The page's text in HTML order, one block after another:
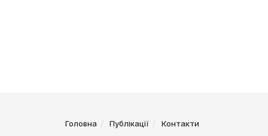
Головна Публікації Контакти